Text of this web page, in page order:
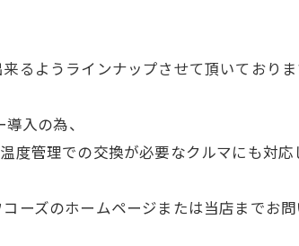
るようラインナップさせて頂いておりま
入の為、
度管理での交換が必要なクルマにも対応
ーズのホームページまたは当店までお問